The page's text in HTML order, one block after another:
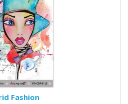
Fashion